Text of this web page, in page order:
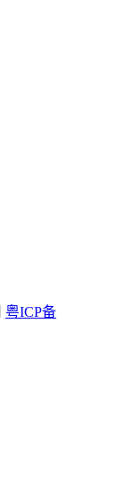
粤ICP备